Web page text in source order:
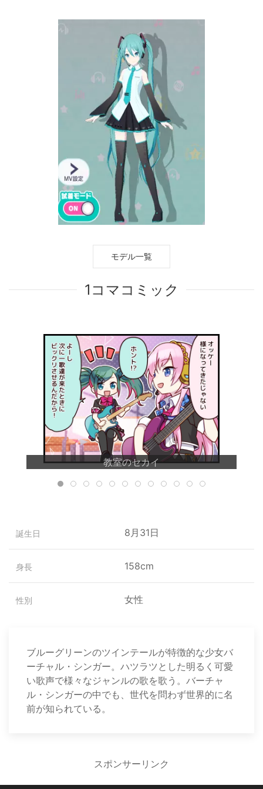
モデル一覧
1コマコミック
教室のセカイ
誕生日 8月31日
身長 158cm
性別 女性
ブルーグリーンのツインテールが特徴的な少女バ
ーチャル・シンガー。ハツラツとした明るく可愛
い歌声で様々なジャンルの歌を歌う。バーチャ
ル・シンガーの中でも、世代を問わず世界的に名
前が知られている。
スポンサーリンク